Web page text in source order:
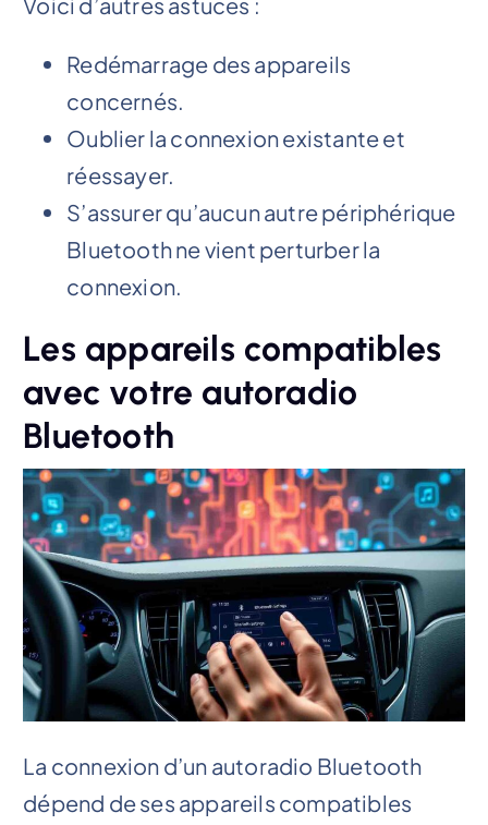
Redémarrage des appareils
concernés.
Oublier la connexion existante et
réessayer.
S’assurer qu’aucun autre périphérique
Bluetooth ne vient perturber la
connexion.
Les appareils compatibles
avec votre autoradio
Bluetooth
La connexion d’un autoradio Bluetooth
dépend de ses appareils compatibles